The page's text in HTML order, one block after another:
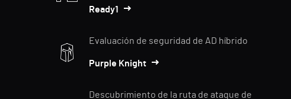
Ready1
Evaluación de seguridad de AD híbrido
Purple Knight
Descubrimiento de la ruta de ataque de